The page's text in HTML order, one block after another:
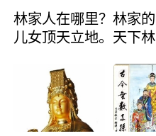
林家人在哪里？林家
儿女顶天立地。天下林